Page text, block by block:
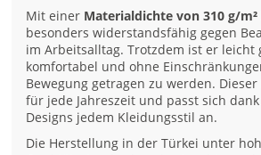
Mit einer Materialdichte von 310 g/m²
besonders widerstandsfähig gegen
im Arbeitsalltag. Trotzdem ist er leicht
komfortabel und ohne
Bewegung getragen zu werden.
für jede Jahreszeit und passt sich
Designs jedem Kleidungsstil an.
Die Herstellung in der Türkei unter